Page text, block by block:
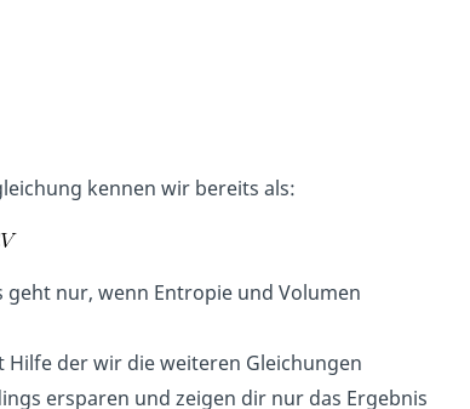
kennen wir bereits als:
geht nur, wenn Entropie und Volumen
der wir die weiteren Gleichungen
ersparen und zeigen dir nur das Ergebnis